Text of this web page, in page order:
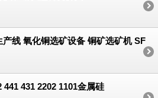
产线 氧化铜选矿设备 铜矿选矿机 SF
441 431 2202 1101金属硅